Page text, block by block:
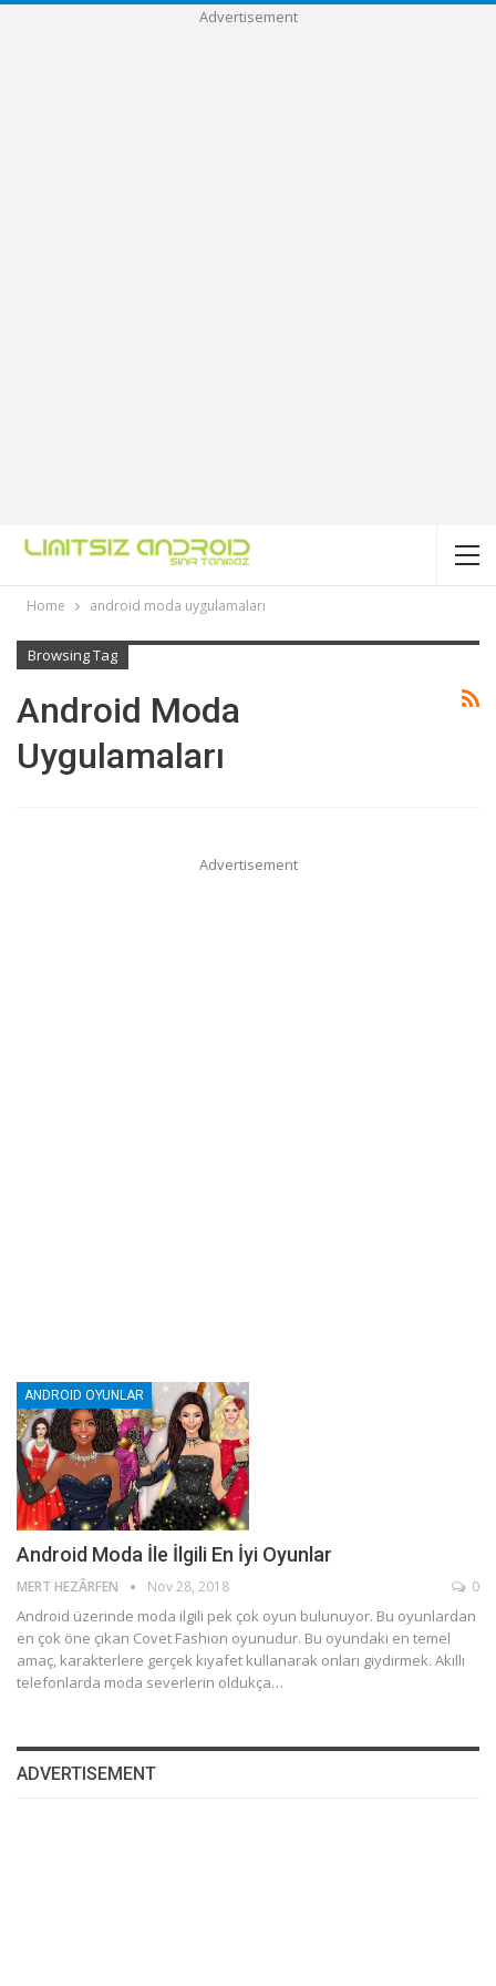
Advertisement
Home android moda uygulamaları
Browsing Tag
Android Moda
Uygulamaları
Advertisement
ANDROID OYUNLAR
Android Moda İle İlgili En İyi Oyunlar
MERT HEZÂRFEN Nov 28, 2018 0
Android üzerinde moda ilgili pek çok oyun bulunuyor. Bu oyunlardan
en çok öne çıkan Covet Fashion oyunudur. Bu oyundaki en temel
amaç, karakterlere gerçek kıyafet kullanarak onları giydirmek. Akıllı
telefonlarda moda severlerin oldukça…
ADVERTISEMENT